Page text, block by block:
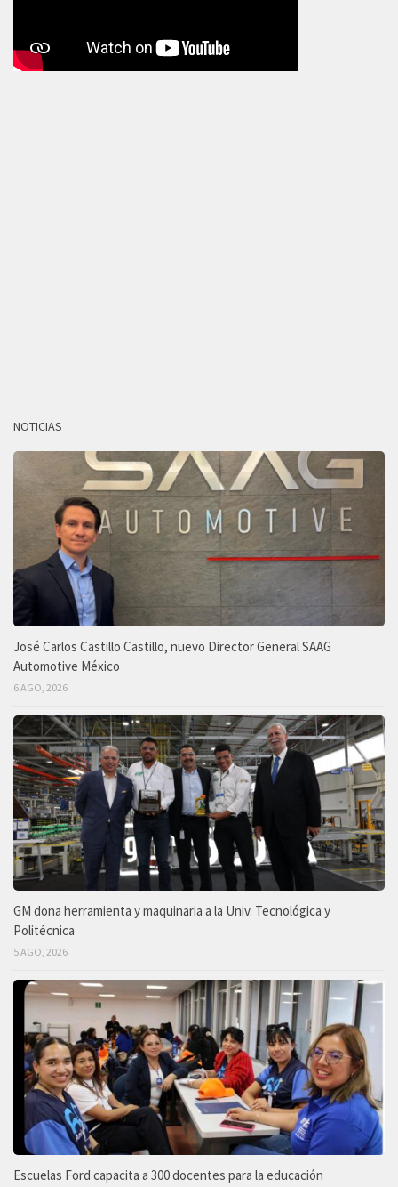
NOTICIAS
José Carlos Castillo Castillo, nuevo Director General SAAG
Automotive México
6 AGO, 2026
GM dona herramienta y maquinaria a la Univ. Tecnológica y
Politécnica
5 AGO, 2026
Escuelas Ford capacita a 300 docentes para la educación